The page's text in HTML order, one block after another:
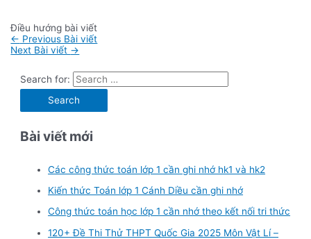
Điều hướng bài viết
← Previous Bài viết
Next Bài viết →
Search for:
Bài viết mới
Các công thức toán lớp 1 cần ghi nhớ hk1 và hk2
Kiến thức Toán lớp 1 Cánh Diều cần ghi nhớ
Công thức toán học lớp 1 cần nhớ theo kết nối tri thức
120+ Đề Thi Thử THPT Quốc Gia 2025 Môn Vật Lí –